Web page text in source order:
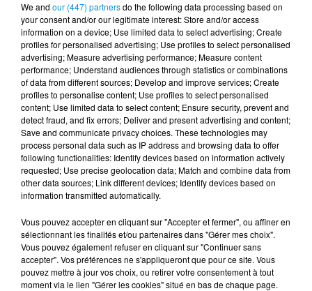
FIL D'ACTUS
7 août 2026
L’inflation recule à 5,1 % en Tunisie !
5 août 2026
Visas français : l’Algérie décroche, le
Maroc et la Tunisie...
We and our (447) partnersdo the following data processing based on
your consent and/or our legitimate interest: Store and/or access
information on a device; Use limited data to select advertising; Create
profiles for personalised advertising; Use profiles to select personalised
advertising; Measure advertising performance; Measure content
performance; Understand audiences through statistics or combinations
of data from different sources; Develop and improve services; Create
profiles to personalise content; Use profiles to select personalised
content; Use limited data to select content; Ensure security, prevent and
detect fraud, and fix errors; Deliver and present advertising and content;
Save and communicate privacy choices. These technologies may
process personal data such as IP address and browsing data to offer
following functionalities: Identify devices based on information actively
requested; Use precise geolocation data; Match and combine data from
other data sources; Link different devices; Identify devices based on
information transmitted automatically.
Vous pouvez accepter en cliquant sur "Accepter et fermer", ou affiner en
sélectionnant les finalités et/ou partenaires dans "Gérer mes choix".
Vous pouvez également refuser en cliquant sur "Continuer sans
accepter". Vos préférences ne s'appliqueront que pour ce site. Vous
pouvez mettre à jour vos choix, ou retirer votre consentement à tout
moment via le lien "Gérer les cookies" situé en bas de chaque page.